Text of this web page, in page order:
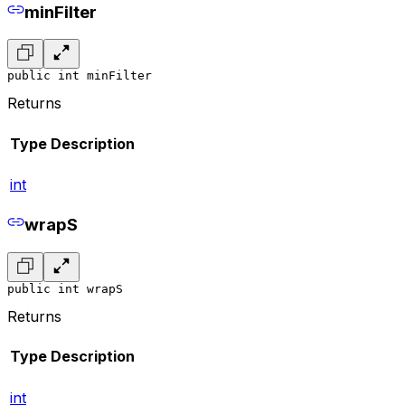
minFilter
public int minFilter
Returns
Type Description
int
wrapS
public int wrapS
Returns
Type Description
int